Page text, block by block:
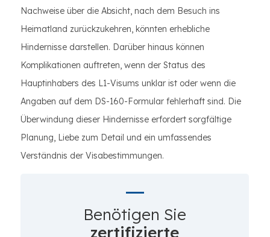
Nachweise über die Absicht, nach dem Besuch ins
Heimatland zurückzukehren, könnten erhebliche
Hindernisse darstellen. Darüber hinaus können
Komplikationen auftreten, wenn der Status des
Hauptinhabers des L1-Visums unklar ist oder wenn die
Angaben auf dem DS-160-Formular fehlerhaft sind. Die
Überwindung dieser Hindernisse erfordert sorgfältige
Planung, Liebe zum Detail und ein umfassendes
Verständnis der Visabestimmungen.
Benötigen Sie
zertifizierte